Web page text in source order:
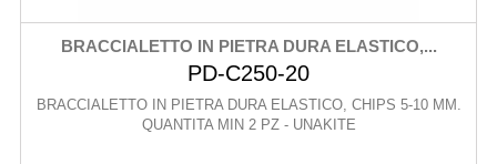
BRACCIALETTO IN PIETRA DURA ELASTICO,...
PD-C250-20
BRACCIALETTO IN PIETRA DURA ELASTICO, CHIPS 5-10 MM.
QUANTITA MIN 2 PZ - UNAKITE